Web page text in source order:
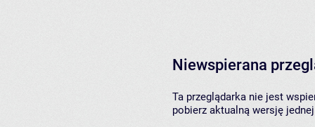
Niewspierana
Ta przeglądarka nie jest
pobierz aktualną wersję